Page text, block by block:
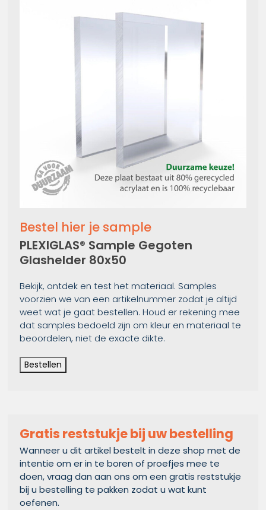
Bestel hier je sample
PLEXIGLAS® Sample Gegoten
Glashelder 80x50
Bekijk, ontdek en test het materiaal. Samples
voorzien we van een artikelnummer zodat je altijd
weet wat je gaat bestellen. Houd er rekening mee
dat samples bedoeld zijn om kleur en materiaal te
beoordelen, niet de exacte dikte.
Bestellen
Gratis reststukje bij uw bestelling
Wanneer u dit artikel bestelt in deze shop met de
intentie om er in te boren of proefjes mee te
doen, vraag dan aan ons om een gratis reststukje
bij u bestelling te pakken zodat u wat kunt
oefenen.